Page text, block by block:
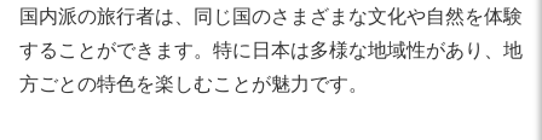
国内派の旅行者は、同じ国のさまざまな文化や自然を体験
することができます。特に日本は多様な地域性があり、地
方ごとの特色を楽しむことが魅力です。